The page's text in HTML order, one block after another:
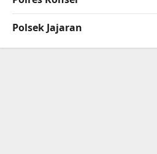
Polsek Jajaran